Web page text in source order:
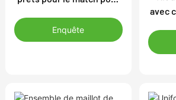
durable & Couser avec
logo personnalisé |
Enquête
avec